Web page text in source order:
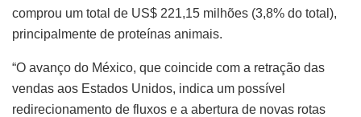
comprou um total de US$ 221,15 milhões (3,8% do total),
principalmente de proteínas animais.
“O avanço do México, que coincide com a retração das
vendas aos Estados Unidos, indica um possível
redirecionamento de fluxos e a abertura de novas rotas